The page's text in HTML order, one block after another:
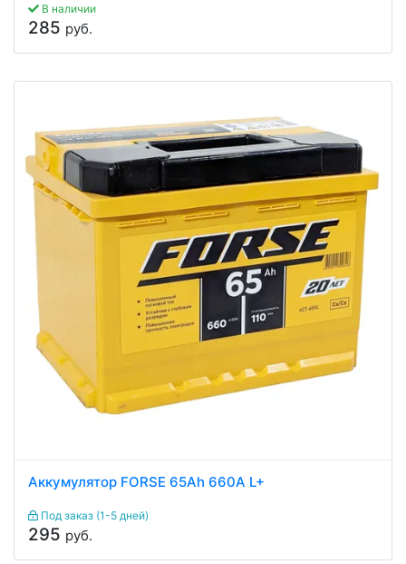
В наличии
285 руб.
Аккумулятор FORSE 65Ah 660A L+
Под заказ (1-5 дней)
295 руб.